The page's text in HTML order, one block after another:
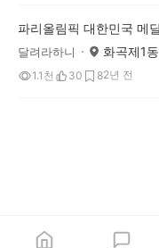
달려라하니 화곡제1동
1.1천 30 82년 전